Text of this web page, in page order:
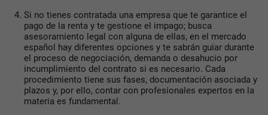
Si no tienes contratada una empresa que te garantice el
pago de la renta y te gestione el impago; busca
asesoramiento legal con alguna de ellas, en el mercado
español hay diferentes opciones y te sabrán guiar durante
el proceso de negociación, demanda o desahucio por
incumplimiento del contrato si es necesario. Cada
procedimiento tiene sus fases, documentación asociada y
plazos y, por ello, contar con profesionales expertos en la
materia es fundamental.